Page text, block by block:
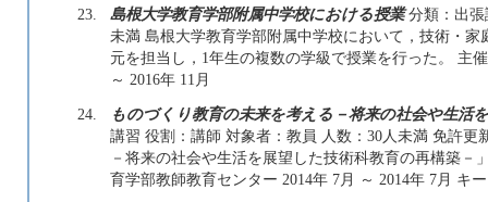
23.
島根大学教育学部附属中学校における授業分類：出張
未満 島根大学教育学部附属中学校において，技術・
元を担当し，1年生の複数の学級で授業を行った。 主
～ 2016年 11月
24.
ものづくり教育の未来を考える－将来の社会や生活
講習 役割：講師 対象者：教員 人数：30人未満 免許
－将来の社会や生活を展望した技術科教育の再構築
育学部教師教育センター 2014年 7月 ～ 2014年 7月